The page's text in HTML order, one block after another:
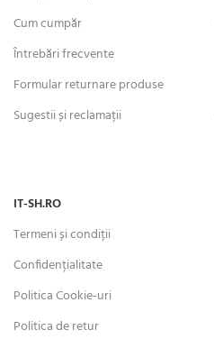
Cum cumpăr
Întrebări frecvente
Formular returnare produse
Sugestii și reclamații
IT-SH.RO
Termeni și condiții
Confidențialitate
Politica Cookie-uri
Politica de retur